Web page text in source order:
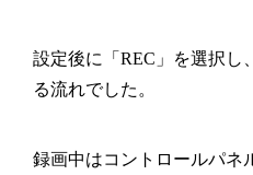
設定後に「REC」を選択し
る流れでした。
録画中はコントロールパネ